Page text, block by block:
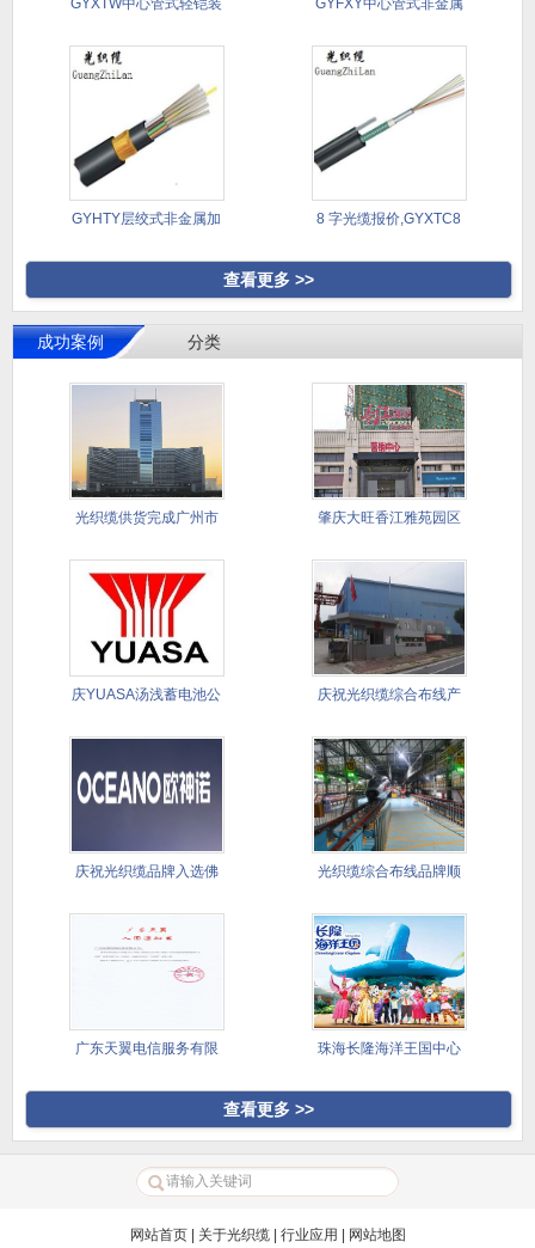
GYHTY层绞式非金属加 8 字光缆报价,GYXTC8
查看更多 >>
成功案例 分类
光织缆供货完成广州市 肇庆大旺香江雅苑园区
庆YUASA汤浅蓄电池公 庆祝光织缆综合布线产
庆祝光织缆品牌入选佛 光织缆综合布线品牌顺
广东天翼电信服务有限 珠海长隆海洋王国中心
查看更多 >>
网站首页| 关于光织缆| 行业应用 | 网站地图